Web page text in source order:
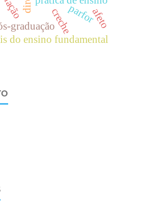
graduação
do ensino fundamental
parfor
creche afeto